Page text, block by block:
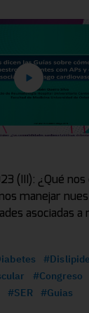
(III): ¿Qué nos
manejar
asociadas a
#Congreso
#SER #Guias